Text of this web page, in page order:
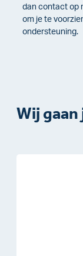
dan contact op
om je te
ondersteuning.
Wij